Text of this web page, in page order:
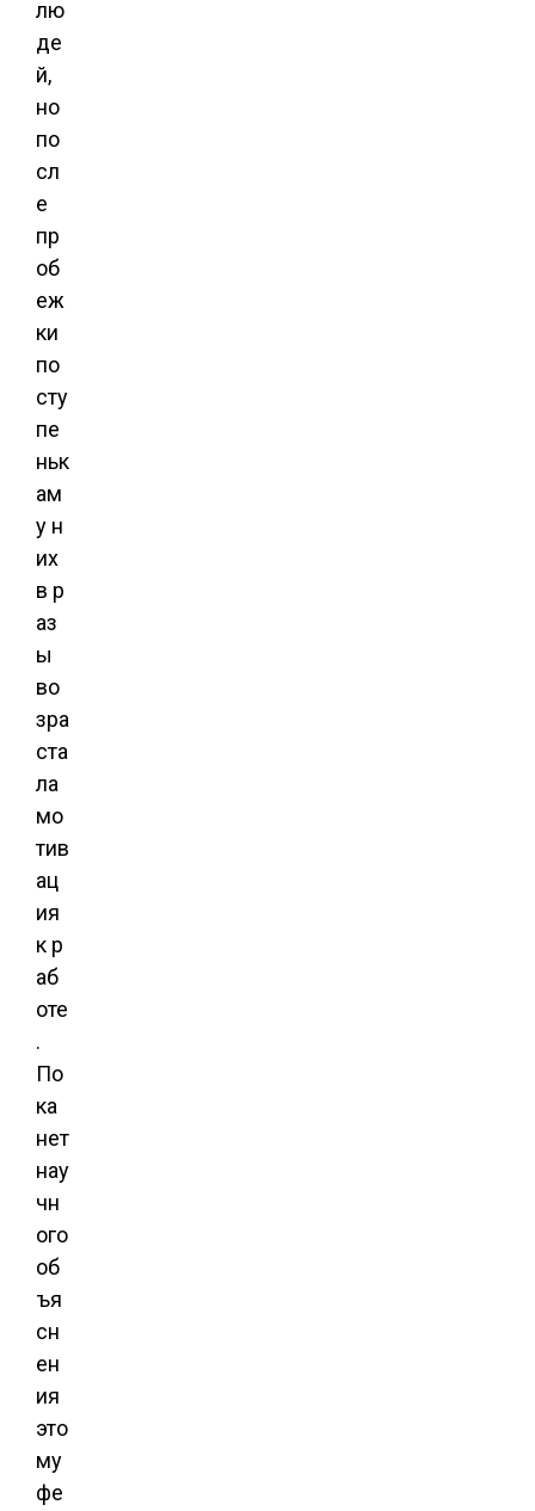
лю
де
й,
но
по
сл
е
пр
об
еж
ки
по
сту
пе
ньк
ам
у н
их
в р
аз
ы
во
зра
ста
ла
мо
тив
ац
ия
к р
аб
оте
.
По
ка
нет
нау
чн
ого
об
ъя
сн
ен
ия
это
му
фе